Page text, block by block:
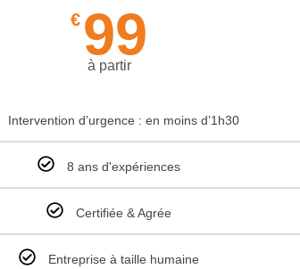
€ 99
à partir
Intervention d’urgence : en moins d’1h30
8 ans d'expériences
Certifiée & Agrée
Entreprise à taille humaine